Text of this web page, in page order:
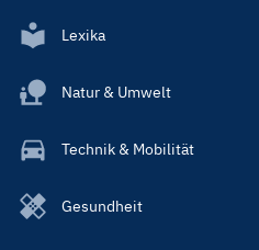
Lexika
Natur & Umwelt
Technik & Mobilität
Gesundheit